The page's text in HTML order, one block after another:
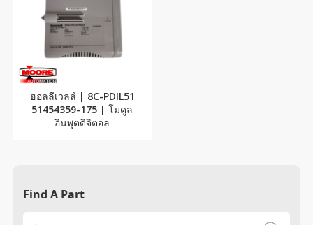
ฮอลลีเวลล์ | 8C-PDIL51
51454359-175 | โมดูล
อินพุตดิจิตอล
Find A Part